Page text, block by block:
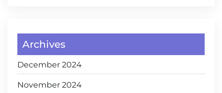
Archives
December 2024
November 2024